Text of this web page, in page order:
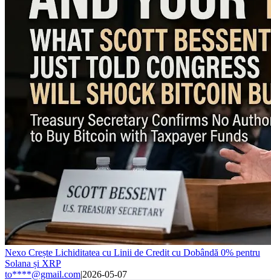
Nexo Crește Lichiditatea cu Linii de Credit cu Dobândă 0% pentru
Solana și XRP
to****@gmail.com|2026-05-07